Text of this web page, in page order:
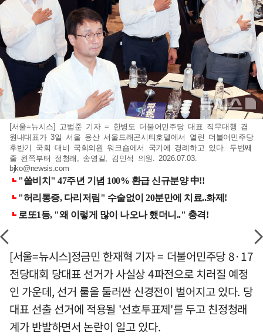
[서울=뉴시스] 고범준 기자 = 한병도 더불어민주당 대표 직무대행 겸
원내대표가 3일 서울 용산 서울드래곤시티호텔에서 열린 더불어민주당
후반기 국회 대비 국회의원 워크숍에서 국기에 경례하고 있다. 두번째
줄 왼쪽부터 정청래, 송영길, 김민석 의원. 2026.07.03.
bjko@newsis.com
[서울=뉴시스]정금민 한재혁 기자 = 더불어민주당 8·17
전당대회 당대표 선거가 사실상 4파전으로 치러질 예정
인 가운데, 선거 룰을 둘러싼 신경전이 벌어지고 있다. 당
대표 선출 선거에 적용될 '선호투표제'를 두고 친정청래
계가 반발하면서 논란이 일고 있다.